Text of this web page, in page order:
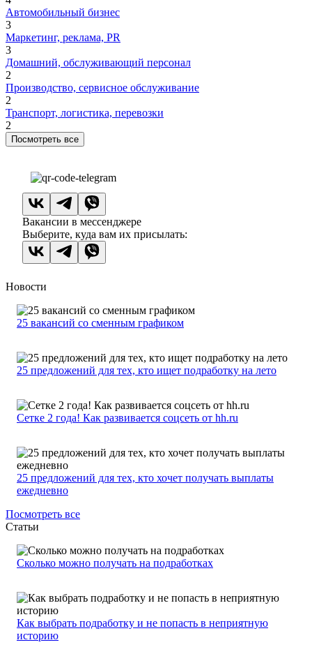
Автомобильный бизнес
3
Маркетинг, реклама, PR
3
Домашний, обслуживающий персонал
2
Производство, сервисное обслуживание
2
Транспорт, логистика, перевозки
2
Посмотреть все
Вакансии в мессенджере
Выберите, куда вам их присылать:
Новости
25 вакансий со сменным графиком
25 предложений для тех, кто ищет подработку на лето
Сетке 2 года! Как развивается соцсеть от hh.ru
25 предложений для тех, кто хочет получать выплаты
ежедневно
Посмотреть все
Статьи
Сколько можно получать на подработках
Как выбрать подработку и не попасть в неприятную
историю